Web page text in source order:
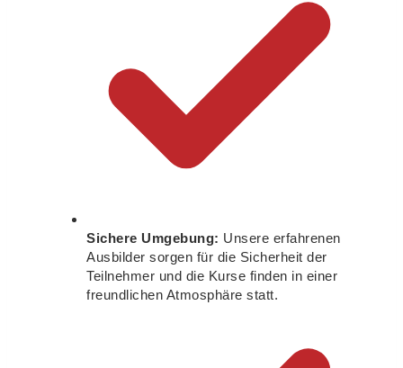
Sichere Umgebung: Unsere erfahrenen
Ausbilder sorgen für die Sicherheit der
Teilnehmer und die Kurse finden in einer
freundlichen Atmosphäre statt.